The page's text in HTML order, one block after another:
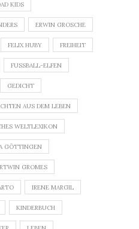
KIDS
ERWIN GROSCHE
FELIX HUBY FREIHEIT
FUSSBALL-ELFEN
GEDICHT
AUS DEM LEBEN
WELTLEXIKON
GÖTTINGEN
GROMES
IRENE MARGIL
KINDERBUCH